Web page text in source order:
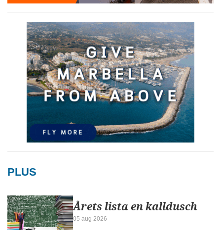
PLUS
Årets lista en kalldusch
05 aug 2026